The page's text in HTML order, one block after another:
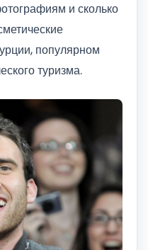
и сколько
популярном
туризма.